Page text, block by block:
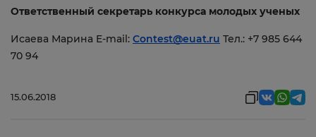
Ответственный секретарь конкурса молодых ученых
Исаева Марина E-mail: Contest@euat.ru Тел.: +7 985 644
70 94
15.06.2018